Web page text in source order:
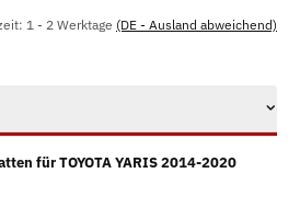
1 - 2 Werktage (DE - Ausland abweichend)
für TOYOTA YARIS 2014-2020